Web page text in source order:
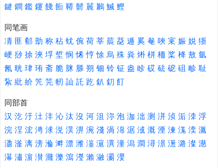
鍵 鐧 鑑 鑳 餞 餰 鞯 鬋 麉 鶼 鰔 鰹
同笔画
凊 匪 郩 勏 称 秥 蚘 倇 荷 莘 莀 莻 逓 奚 奙 唊 宷 娠 娧 狾
峺 挱 捈 浹 垺 埑 悯 悕 悙 悇 烏 殊 烡 烞 栟 栭 桨 栙 敖 氩
氥 晄 珒 珛 斋 脆 脒 脎 朔 钿 铃 钲 盎 眕 砹 砝 砨 砠 畛 耻
紥 紕 紒 笐 笎 軔 訕 託 趷 釟 釖 飣
同部首
汉 汔 汙 汢 沣 沁 汰 沒 河 沮 沵 泡 泇 泏 测 洴 浈 洉 洓 浮
浣 浧 浤 涄 浗 涚 淏 淠 涴 淺 渦 淿 涺 淢 溉 湮 湅 溬 湙 湚
溋 滏 漓 滂 溣 溿 漂 潍 潂 滱 潩 潼 潟 澗 潯 澋 濍 潞 澯 濨
濗 潚 濵 濽 濺 濼 瀉 瀅 瀨 瀜 瀱 瀴